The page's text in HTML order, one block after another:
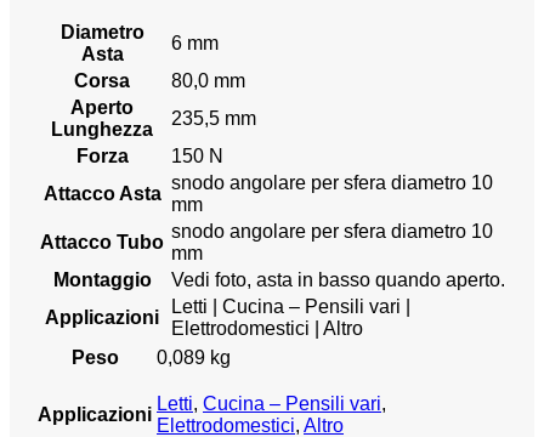
Diametro
Asta
6 mm
Corsa
80,0 mm
Aperto
Lunghezza
235,5 mm
Forza
150 N
Attacco Asta
snodo angolare per sfera diametro 10
mm
Attacco Tubo
snodo angolare per sfera diametro 10
mm
Montaggio
Vedi foto, asta in basso quando aperto.
Applicazioni
Letti | Cucina – Pensili vari |
Elettrodomestici | Altro
Peso
0,089 kg
Applicazioni
Letti, Cucina – Pensili vari,
Elettrodomestici, Altro